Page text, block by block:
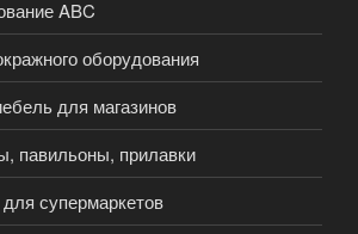
ABC
оборудования
для магазинов
павильоны, прилавки
супермаркетов